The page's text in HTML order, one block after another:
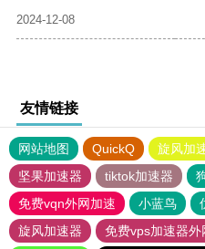
2024-12-08
友情链接
网站地图 QuickQ 旋风加
坚果加速器
tiktok加速器
免费vqn外网加速
小蓝鸟
旋风加速器
免费vps加速器外